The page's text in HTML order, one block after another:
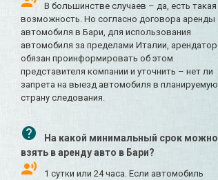
В большинстве случаев – да, есть такая
возможность. Но согласно договора аренды
автомобиля в Бари, для использования
автомобиля за пределами Италии, арендатор
обязан проинформировать об этом
представителя компании и уточнить – нет ли
запрета на выезд автомобиля в планируемую
страну следования.
На какой минимальный срок можно
взять в аренду авто в Бари?
1 сутки или 24 часа. Если автомобиль